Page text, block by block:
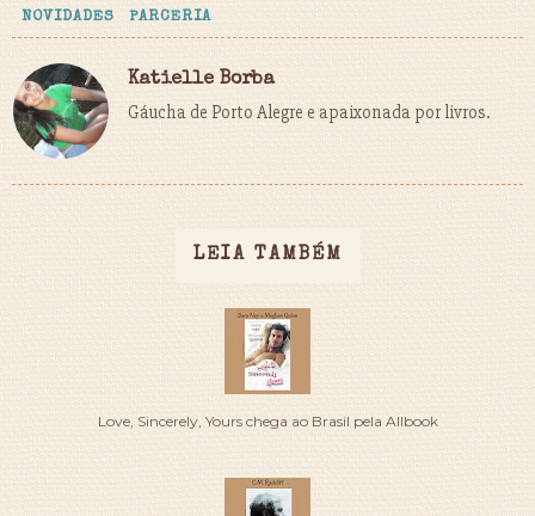
NOVIDADES
PARCERIA
Katielle Borba
Gáucha de Porto Alegre e apaixonada por livros.
LEIA TAMBÉM
Love, Sincerely, Yours chega ao Brasil pela Allbook